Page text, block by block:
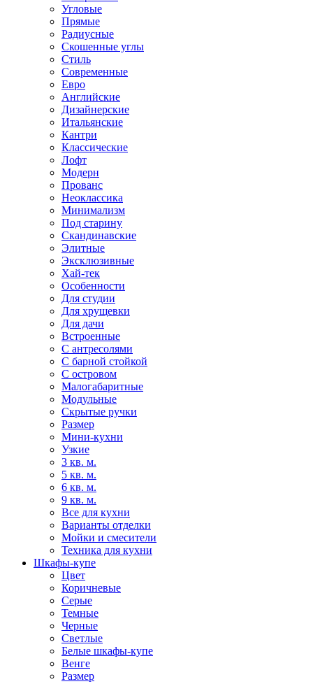
Угловые
Прямые
Радиусные
Скошенные углы
Стиль
Современные
Евро
Английские
Дизайнерские
Итальянские
Кантри
Классические
Лофт
Модерн
Прованс
Неоклассика
Минимализм
Под старину
Скандинавские
Элитные
Эксклюзивные
Хай-тек
Особенности
Для студии
Для хрущевки
Для дачи
Встроенные
С антресолями
С барной стойкой
С островом
Малогабаритные
Модульные
Скрытые ручки
Размер
Мини-кухни
Узкие
3 кв. м.
5 кв. м.
6 кв. м.
9 кв. м.
Все для кухни
Варианты отделки
Мойки и смесители
Техника для кухни
Шкафы-купе
Цвет
Коричневые
Серые
Темные
Черные
Светлые
Белые шкафы-купе
Венге
Размер